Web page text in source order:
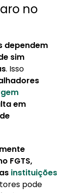
no
dependem
sim
. Isso
em
FGTS,
instituições
pode